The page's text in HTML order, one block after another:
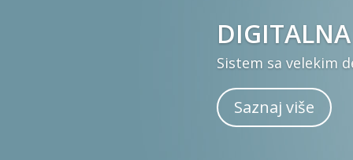
Sistem sa velekim
Saznaj više